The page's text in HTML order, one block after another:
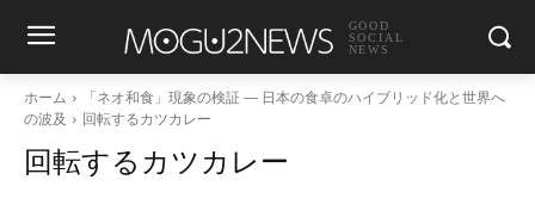
GOOD
SOCIAL
NEWS
ホーム
「ネオ和食」現象の検証 ― 日本の食卓のハイブリッド化と世界へ
の波及
回転するカツカレー
回転するカツカレー